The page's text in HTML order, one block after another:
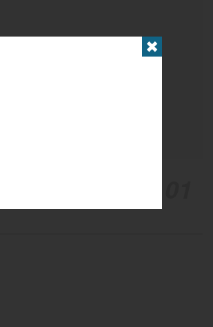
: Les adieux de
✖